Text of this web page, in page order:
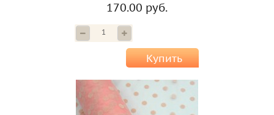
170.00 руб.
Купить